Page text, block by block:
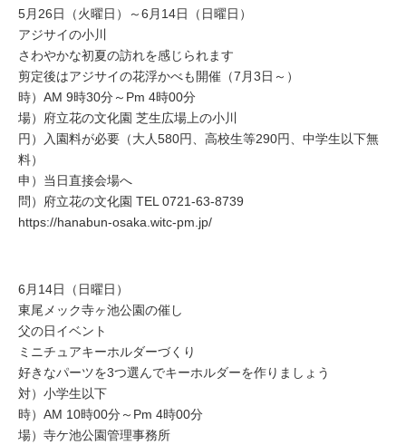
5月26日（火曜日）～6月14日（日曜日）
アジサイの小川
さわやかな初夏の訪れを感じられます
剪定後はアジサイの花浮かべも開催（7月3日～）
時）AM 9時30分～Pm 4時00分
場）府立花の文化園 芝生広場上の小川
円）入園料が必要（大人580円、高校生等290円、中学生以下無
料）
申）当日直接会場へ
問）府立花の文化園 TEL 0721-63-8739
https://hanabun-osaka.witc-pm.jp/
6月14日（日曜日）
東尾メック寺ヶ池公園の催し
父の日イベント
ミニチュアキーホルダーづくり
好きなパーツを3つ選んでキーホルダーを作りましょう
対）小学生以下
時）AM 10時00分～Pm 4時00分
場）寺ケ池公園管理事務所